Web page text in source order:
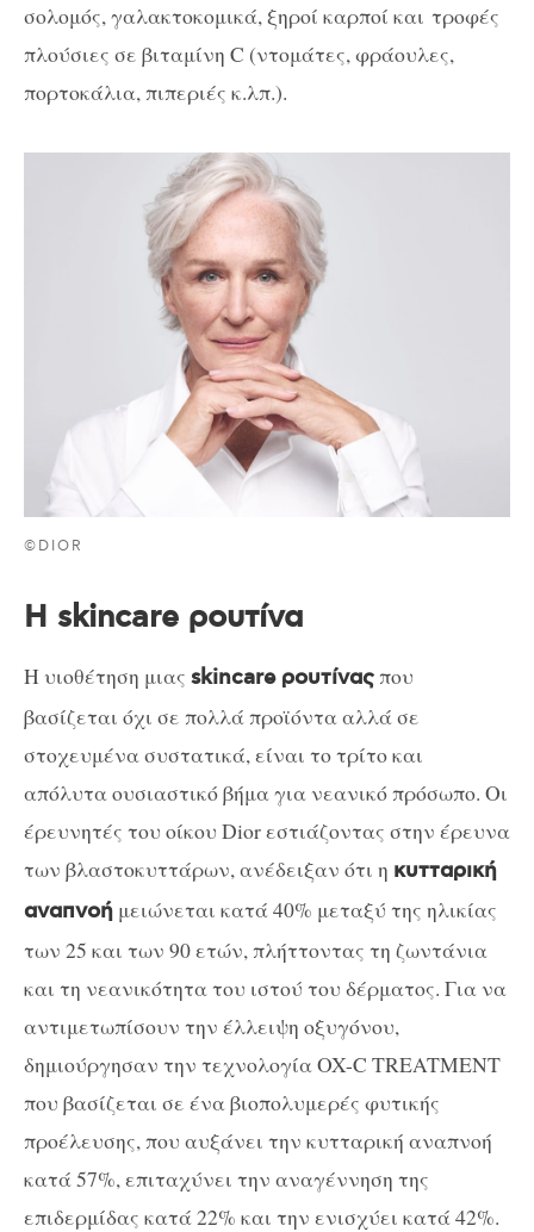
σολομός, γαλακτοκομικά, ξηροί καρποί και τροφές
πλούσιες σε βιταμίνη C (ντομάτες, φράουλες,
πορτοκάλια, πιπεριές κ.λπ.).
©DIOR
H skincare ρουτίνα
Η υιοθέτηση μιας skincare ρουτίναςπου
βασίζεται όχι σε πολλά προϊόντα αλλά σε
στοχευμένα συστατικά, είναι το τρίτο και
απόλυτα ουσιαστικό βήμα για νεανικό πρόσωπο. Οι
έρευνητές του οίκου Dior εστιάζοντας στην έρευνα
των βλαστοκυττάρων, ανέδειξαν ότι η κυτταρική
αναπνοή μειώνεται κατά 40% μεταξύ της ηλικίας
των 25 και των 90 ετών, πλήττοντας τη ζωντάνια
και τη νεανικότητα του ιστού του δέρματος. Για να
αντιμετωπίσουν την έλλειψη οξυγόνου,
δημιούργησαν την τεχνολογία OX-C TREATMENT
που βασίζεται σε ένα βιοπολυμερές φυτικής
προέλευσης, που αυξάνει την κυτταρική αναπνοή
κατά 57%, επιταχύνει την αναγέννηση της
επιδερμίδας κατά 22% και την ενισχύει κατά 42%.